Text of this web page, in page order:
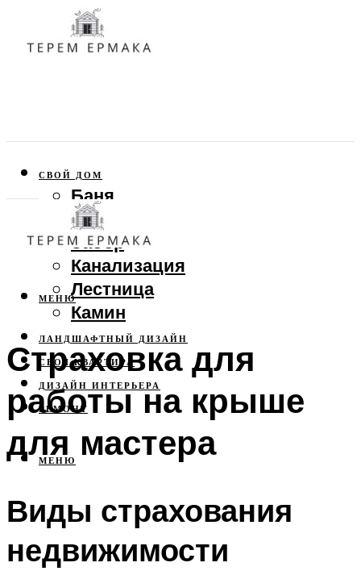
СВОЙ ДОМ
Баня
Веранда
Забор
Канализация
Лестница
Камин
ЛАНДШАФТНЫЙ ДИЗАЙН
СВОЯ КВАРТИРА
ДИЗАЙН ИНТЕРЬЕРА
РЕМОНТ
МЕНЮ
МЕНЮ
Страховка для
работы на крыше
для мастера
Виды страхования
недвижимости